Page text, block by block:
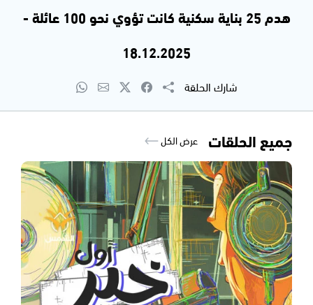
هدم 25 بناية سكنية كانت تؤوي نحو 100 عائلة -
18.12.2025
شارك الحلقة
جميع الحلقات عرض الكل